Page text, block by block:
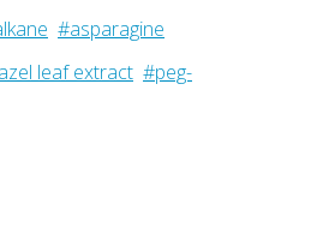
#asparagine
leaf extract #peg-